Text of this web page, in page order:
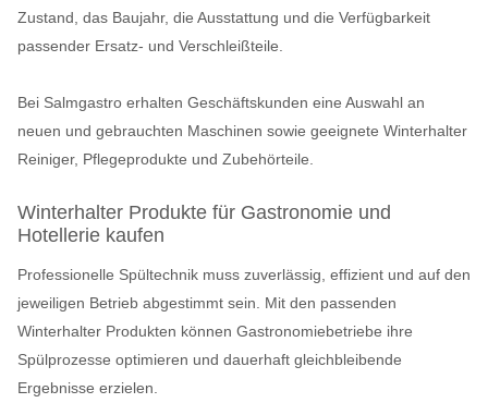
Zustand, das Baujahr, die Ausstattung und die Verfügbarkeit
passender Ersatz- und Verschleißteile.
Bei Salmgastro erhalten Geschäftskunden eine Auswahl an
neuen und gebrauchten Maschinen sowie geeignete Winterhalter
Reiniger, Pflegeprodukte und Zubehörteile.
Winterhalter Produkte für Gastronomie und
Hotellerie kaufen
Professionelle Spültechnik muss zuverlässig, effizient und auf den
jeweiligen Betrieb abgestimmt sein. Mit den passenden
Winterhalter Produkten können Gastronomiebetriebe ihre
Spülprozesse optimieren und dauerhaft gleichbleibende
Ergebnisse erzielen.